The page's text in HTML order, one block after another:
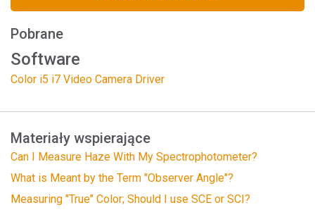
Pobrane
Software
Color i5 i7 Video Camera Driver
Materiały wspierające
Can I Measure Haze With My Spectrophotometer?
What is Meant by the Term "Observer Angle"?
Measuring "True" Color; Should I use SCE or SCI?